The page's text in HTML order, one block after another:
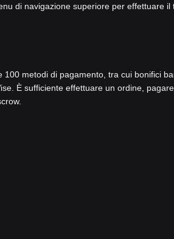
di navigazione superiore per effettuare il
metodi di pagamento, tra cui bonifici
È sufficiente effettuare un ordine,